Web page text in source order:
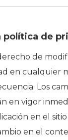
política de
de
en cualquier
Los
en vigor
en el sitio
en el